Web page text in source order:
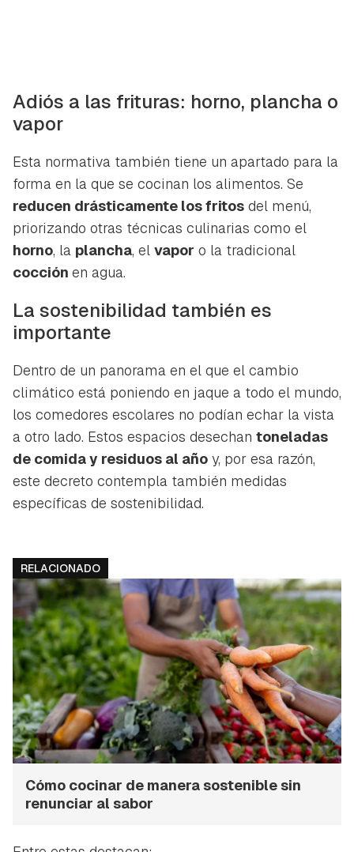
Adiós a las frituras: horno, plancha o
vapor
Esta normativa también tiene un apartado para la
forma en la que se cocinan los alimentos. Se
reducen drásticamente los fritos del menú,
priorizando otras técnicas culinarias como el
horno, la plancha, el vapor o la tradicional
cocción en agua.
La sostenibilidad también es
importante
Dentro de un panorama en el que el cambio
climático está poniendo en jaque a todo el mundo,
los comedores escolares no podían echar la vista
a otro lado. Estos espacios desechan toneladas
de comida y residuos al año y, por esa razón,
este decreto contempla también medidas
específicas de sostenibilidad.
RELACIONADO
Cómo cocinar de manera sostenible sin
renunciar al sabor